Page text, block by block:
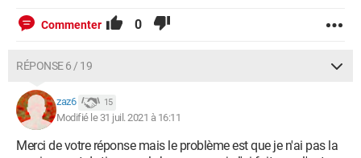
Commenter 0
RÉPONSE 6 / 19
zaz6 15
Modifié le 31 juil. 2021 à 16:11
Merci de votre réponse mais le problème est que je n'ai pas la